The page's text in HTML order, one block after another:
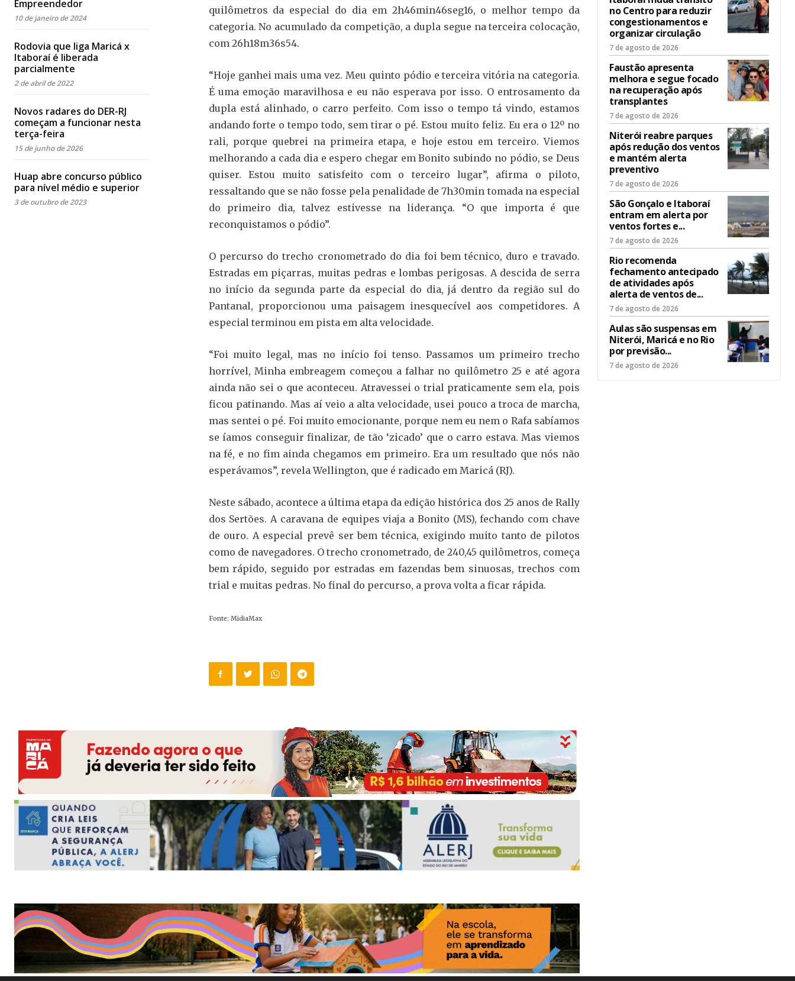
Empreendedor
10 de janeiro de 2024
Rodovia que liga Maricá x
Itaboraí é liberada
parcialmente
2 de abril de 2022
Novos radares do DER-RJ
começam a funcionar nesta
terça-feira
15 de junho de 2026
Huap abre concurso público
para nível médio e superior
3 de outubro de 2023
quilômetros da especial do dia em 2h46min46seg16, o melhor tempo da
categoria. No acumulado da competição, a dupla segue na terceira colocação,
com 26h18m36s54.
“Hoje ganhei mais uma vez. Meu quinto pódio e terceira vitória na categoria.
É uma emoção maravilhosa e eu não esperava por isso. O entrosamento da
dupla está alinhado, o carro perfeito. Com isso o tempo tá vindo, estamos
andando forte o tempo todo, sem tirar o pé. Estou muito feliz. Eu era o 12º no
rali, porque quebrei na primeira etapa, e hoje estou em terceiro. Viemos
melhorando a cada dia e espero chegar em Bonito subindo no pódio, se Deus
quiser. Estou muito satisfeito com o terceiro lugar”, afirma o piloto,
ressaltando que se não fosse pela penalidade de 7h30min tomada na especial
do primeiro dia, talvez estivesse na liderança. “O que importa é que
reconquistamos o pódio”.
O percurso do trecho cronometrado do dia foi bem técnico, duro e travado.
Estradas em piçarras, muitas pedras e lombas perigosas. A descida de serra
no início da segunda parte da especial do dia, já dentro da região sul do
Pantanal, proporcionou uma paisagem inesquecível aos competidores. A
especial terminou em pista em alta velocidade.
“Foi muito legal, mas no início foi tenso. Passamos um primeiro trecho
horrível, Minha embreagem começou a falhar no quilômetro 25 e até agora
ainda não sei o que aconteceu. Atravessei o trial praticamente sem ela, pois
ficou patinando. Mas aí veio a alta velocidade, usei pouco a troca de marcha,
mas sentei o pé. Foi muito emocionante, porque nem eu nem o Rafa sabíamos
se íamos conseguir finalizar, de tão ‘zicado’ que o carro estava. Mas viemos
na fé, e no fim ainda chegamos em primeiro. Era um resultado que nós não
esperávamos”, revela Wellington, que é radicado em Maricá (RJ).
Neste sábado, acontece a última etapa da edição histórica dos 25 anos de Rally
dos Sertões. A caravana de equipes viaja a Bonito (MS), fechando com chave
de ouro. A especial prevê ser bem técnica, exigindo muito tanto de pilotos
como de navegadores. O trecho cronometrado, de 240,45 quilômetros, começa
bem rápido, seguido por estradas em fazendas bem sinuosas, trechos com
trial e muitas pedras. No final do percurso, a prova volta a ficar rápida.
Fonte: MidiaMax
no Centro para reduzir
congestionamentos e
organizar circulação
7 de agosto de 2026
Faustão apresenta
melhora e segue focado
na recuperação após
transplantes
7 de agosto de 2026
Niterói reabre parques
após redução dos ventos
e mantém alerta
preventivo
7 de agosto de 2026
São Gonçalo e Itaboraí
entram em alerta por
ventos fortes e...
7 de agosto de 2026
Rio recomenda
fechamento antecipado
de atividades após
alerta de ventos de...
7 de agosto de 2026
Aulas são suspensas em
Niterói, Maricá e no Rio
por previsão...
7 de agosto de 2026